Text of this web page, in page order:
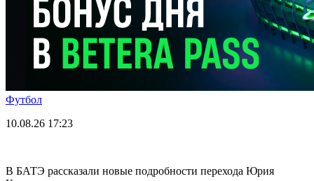
Футбол
10.08.26 17:23
В БАТЭ рассказали новые подробности перехода Юрия